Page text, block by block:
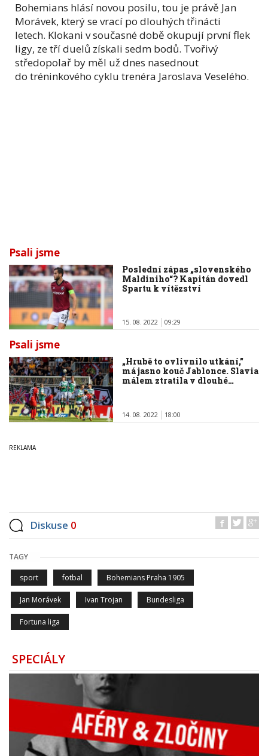
Bohemians hlásí novou posilu, tou je právě Jan
Morávek, který se vrací po dlouhých třinácti
letech. Klokani v současné době okupují první flek
ligy, ze tří duelů získali sedm bodů. Tvořivý
středopolař by měl už dnes nasednout
do tréninkového cyklu trenéra Jaroslava Veselého.
Psali jsme
Poslední zápas „slovenského
Maldiniho“? Kapitán dovedl
Spartu k vítězství
15. 08. 2022 09:29
Psali jsme
„Hrubě to ovlivnilo utkání,”
má jasno kouč Jablonce. Slavia
málem ztratila v dlouhé…
14. 08. 2022 18:00
Diskuse 0
TAGY
sport fotbal Bohemians Praha 1905
Jan Morávek Ivan Trojan Bundesliga
Fortuna liga
SPECIÁLY